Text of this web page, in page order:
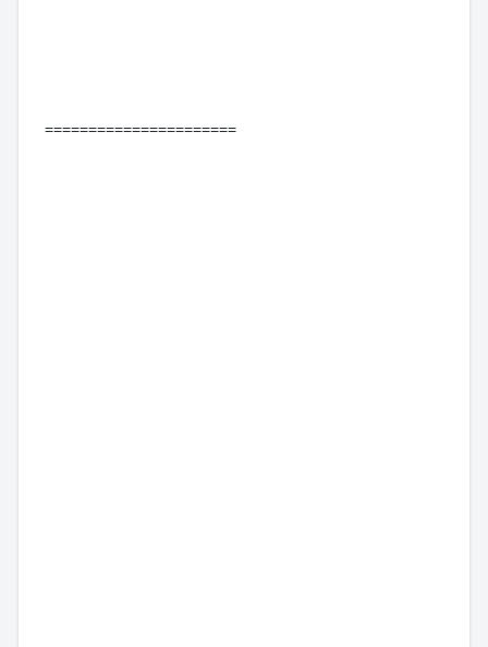
======================